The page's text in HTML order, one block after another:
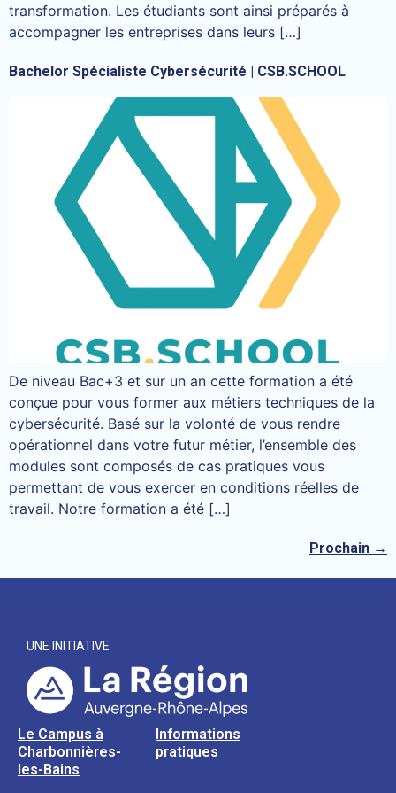
transformation. Les étudiants sont ainsi préparés à
accompagner les entreprises dans leurs […]
Bachelor Spécialiste Cybersécurité | CSB.SCHOOL
De niveau Bac+3 et sur un an cette formation a été
conçue pour vous former aux métiers techniques de la
cybersécurité. Basé sur la volonté de vous rendre
opérationnel dans votre futur métier, l’ensemble des
modules sont composés de cas pratiques vous
permettant de vous exercer en conditions réelles de
travail. Notre formation a été […]
Prochain →
UNE INITIATIVE
Le Campus à
Charbonnières-
les-Bains
Informations
pratiques